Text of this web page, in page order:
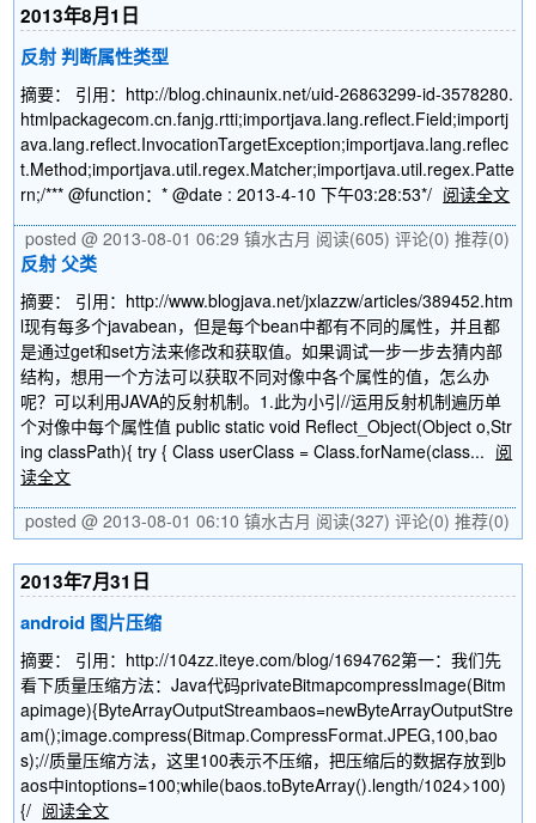
2013年8月1日
反射 判断属性类型
摘要： 引用：http://blog.chinaunix.net/uid-26863299-id-3578280.
htmlpackagecom.cn.fanjg.rtti;importjava.lang.reflect.Field;importj
ava.lang.reflect.InvocationTargetException;importjava.lang.reflec
t.Method;importjava.util.regex.Matcher;importjava.util.regex.Patte
rn;/*** @function：* @date : 2013-4-10 下午03:28:53*/ 阅读全文
posted @ 2013-08-01 06:29 镇水古月 阅读(605) 评论(0) 推荐(0)
反射 父类
摘要： 引用：http://www.blogjava.net/jxlazzw/articles/389452.htm
l现有每多个javabean，但是每个bean中都有不同的属性，并且都
是通过get和set方法来修改和获取值。如果调试一步一步去猜内部
结构，想用一个方法可以获取不同对像中各个属性的值，怎么办
呢？可以利用JAVA的反射机制。1.此为小引//运用反射机制遍历单
个对像中每个属性值 public static void Reflect_Object(Object o,Str
ing classPath){ try { Class userClass = Class.forName(class... 阅
读全文
posted @ 2013-08-01 06:10 镇水古月 阅读(327) 评论(0) 推荐(0)
2013年7月31日
android 图片压缩
摘要： 引用：http://104zz.iteye.com/blog/1694762第一：我们先
看下质量压缩方法：Java代码privateBitmapcompressImage(Bitm
apimage){ByteArrayOutputStreambaos=newByteArrayOutputStre
am();image.compress(Bitmap.CompressFormat.JPEG,100,bao
s);//质量压缩方法，这里100表示不压缩，把压缩后的数据存放到b
aos中intoptions=100;while(baos.toByteArray().length/1024>100)
{/ 阅读全文